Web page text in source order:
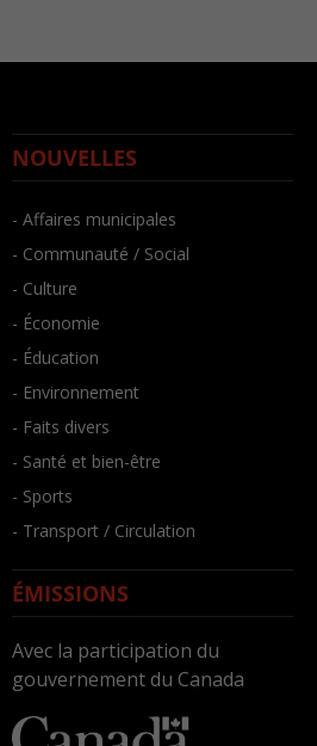
NOUVELLES
- Affaires municipales
- Communauté / Social
- Culture
- Économie
- Éducation
- Environnement
- Faits divers
- Santé et bien-être
- Sports
- Transport / Circulation
ÉMISSIONS
Avec la participation du
gouvernement du Canada